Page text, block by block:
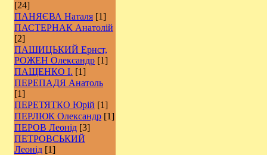
[24]
ПАНЯЄВА Наталя [1]
ПАСТЕРНАК Анатолій
[2]
ПАШИЦЬКИЙ Ернст,
РОЖЕН Олександр [1]
ПАЩЕНКО І. [1]
ПЕРЕПАДЯ Анатоль
[1]
ПЕРЕТЯТКО Юрій [1]
ПЕРЛЮК Олександр [1]
ПЕРОВ Леонід [3]
ПЕТРОВСЬКИЙ
Леонід [1]